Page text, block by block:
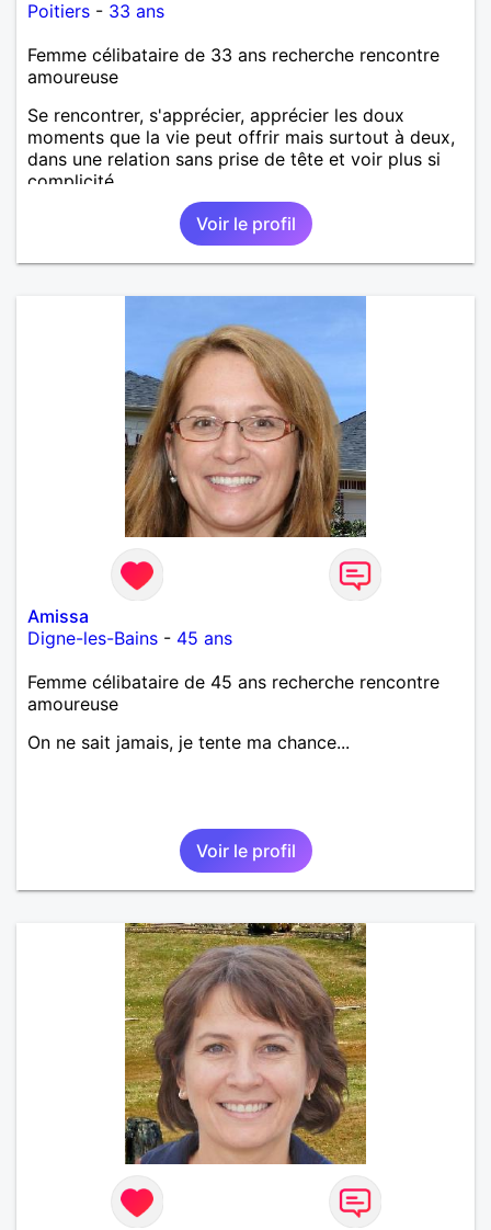
Poitiers - 33 ans
Femme célibataire de 33 ans recherche rencontre
amoureuse
Se rencontrer, s'apprécier, apprécier les doux
moments que la vie peut offrir mais surtout à deux,
dans une relation sans prise de tête et voir plus si
complicité.
Voir le profil
Amissa
Digne-les-Bains - 45 ans
Femme célibataire de 45 ans recherche rencontre
amoureuse
On ne sait jamais, je tente ma chance...
Voir le profil